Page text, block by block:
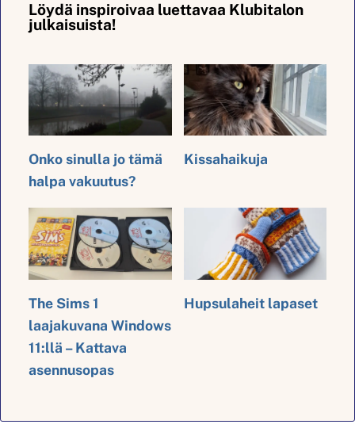
Löydä inspiroivaa luettavaa Klubitalon
julkaisuista!
Onko sinulla jo tämä
halpa vakuutus?
Kissahaikuja
The Sims 1
laajakuvana Windows
11:llä – Kattava
asennusopas
Hupsulaheit lapaset